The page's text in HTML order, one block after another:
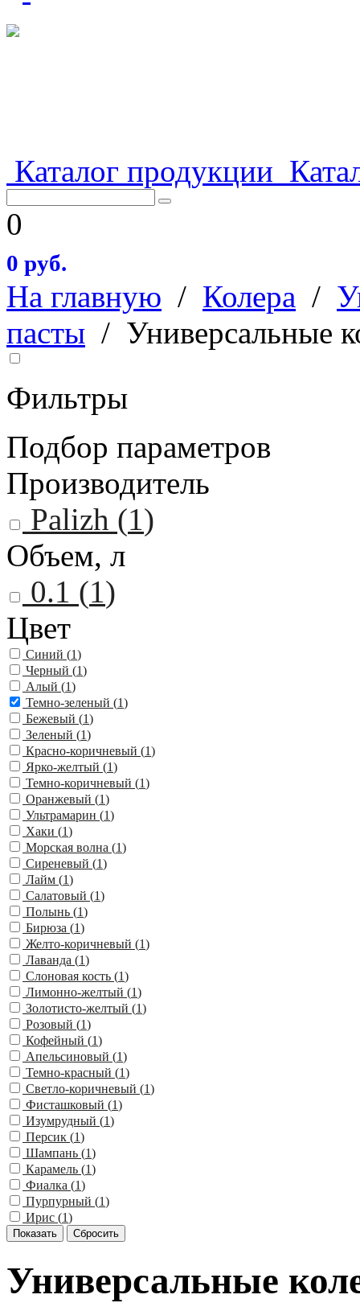
Каталог продукции
0
0 руб.
На главную / Колера /
пасты / Универсальные
Фильтры
Подбор параметров
Производитель
Palizh (1)
Объем, л
0.1 (1)
Цвет
Синий (1)
Черный (1)
Алый (1)
Темно-зеленый (1)
Бежевый (1)
Зеленый (1)
Красно-коричневый (1)
Ярко-желтый (1)
Темно-коричневый (1)
Оранжевый (1)
Ультрамарин (1)
Хаки (1)
Морская волна (1)
Сиреневый (1)
Лайм (1)
Салатовый (1)
Полынь (1)
Бирюза (1)
Желто-коричневый (1)
Лаванда (1)
Слоновая кость (1)
Лимонно-желтый (1)
Золотисто-желтый (1)
Розовый (1)
Кофейный (1)
Апельсиновый (1)
Темно-красный (1)
Светло-коричневый (1)
Фисташковый (1)
Изумрудный (1)
Персик (1)
Шампань (1)
Карамель (1)
Фиалка (1)
Пурпурный (1)
Ирис (1)
Универсальные